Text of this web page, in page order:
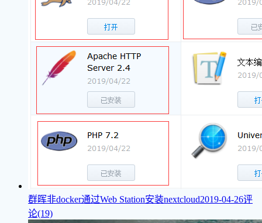
群晖非docker通过Web Station安装nextcloud2019-04-26评
论(19)